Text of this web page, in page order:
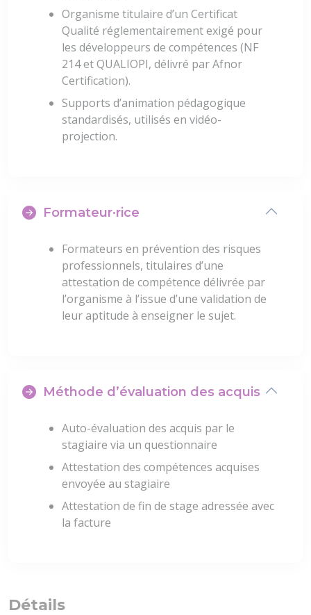
Organisme titulaire d’un Certificat
Qualité réglementairement exigé pour
les développeurs de compétences (NF
214 et QUALIOPI, délivré par Afnor
Certification).
Supports d’animation pédagogique
standardisés, utilisés en vidéo-
projection.
Formateur·rice
Formateurs en prévention des risques
professionnels, titulaires d’une
attestation de compétence délivrée par
l’organisme à l’issue d’une validation de
leur aptitude à enseigner le sujet.
Méthode d’évaluation des acquis
Auto-évaluation des acquis par le
stagiaire via un questionnaire
Attestation des compétences acquises
envoyée au stagiaire
Attestation de fin de stage adressée avec
la facture
Détails